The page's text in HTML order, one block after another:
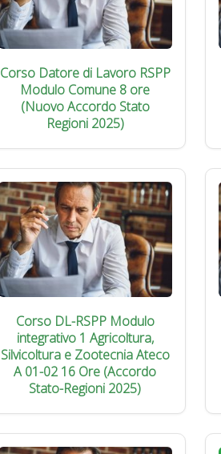
Corso Datore di Lavoro RSPP
Modulo Comune 8 ore
(Nuovo Accordo Stato
Regioni 2025)
Corso DL-RSPP Modulo
integrativo 1 Agricoltura,
Silvicoltura e Zootecnia Ateco
A 01-02 16 Ore (Accordo
Stato-Regioni 2025)